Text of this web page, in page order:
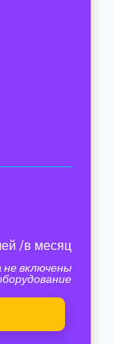
/в месяц
включены